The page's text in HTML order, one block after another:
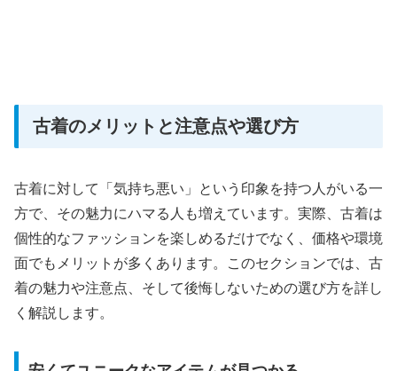
古着のメリットと注意点や選び方
古着に対して「気持ち悪い」という印象を持つ人がいる一
方で、その魅力にハマる人も増えています。実際、古着は
個性的なファッションを楽しめるだけでなく、価格や環境
面でもメリットが多くあります。このセクションでは、古
着の魅力や注意点、そして後悔しないための選び方を詳し
く解説します。